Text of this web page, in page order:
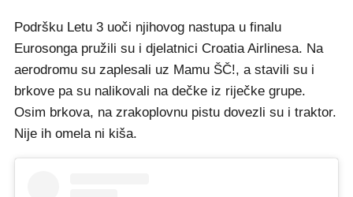
Podršku Letu 3 uoči njihovog nastupa u finalu
Eurosonga pružili su i djelatnici Croatia Airlinesa. Na
aerodromu su zaplesali uz Mamu ŠČ!, a stavili su i
brkove pa su nalikovali na dečke iz riječke grupe.
Osim brkova, na zrakoplovnu pistu dovezli su i traktor.
Nije ih omela ni kiša.